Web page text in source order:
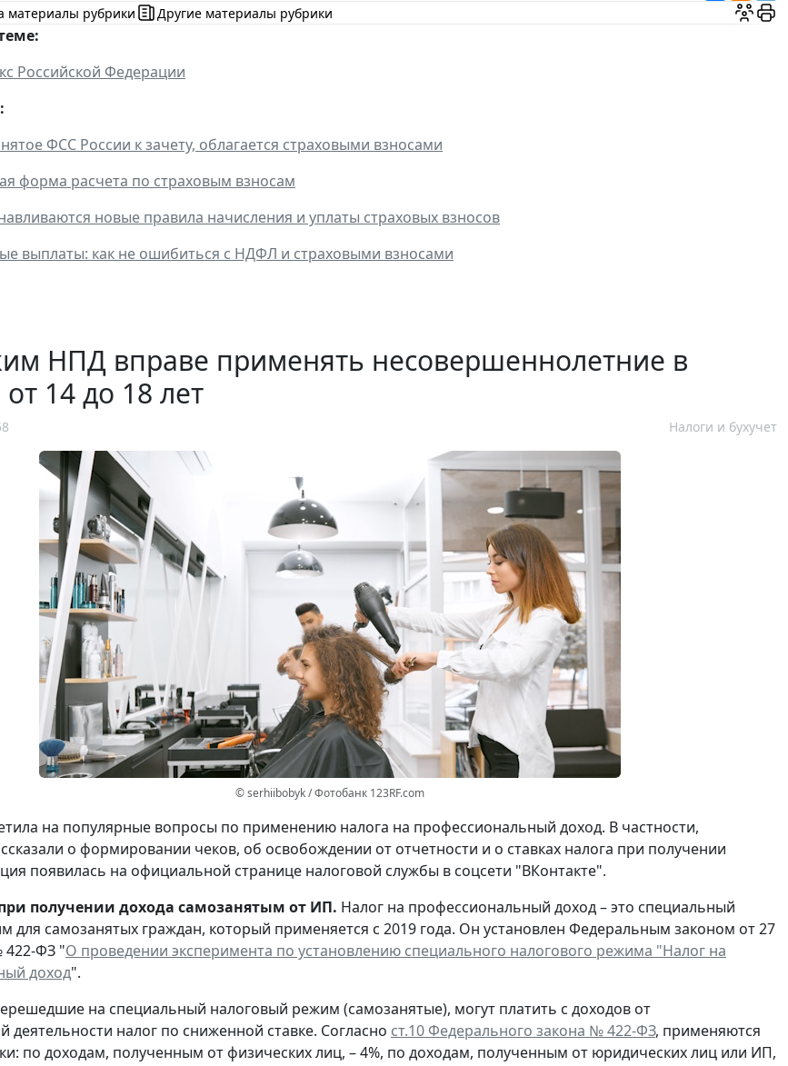
материалы рубрики
Другие материалы рубрики
Российской Федерации
ФСС России к зачету, облагается страховыми взносами
форма расчета по страховым взносам
новые правила начисления и уплаты страховых взносов
выплаты: как не ошибиться с НДФЛ и страховыми взносами
НПД вправе применять несовершеннолетние в
от 14 до 18 лет
Налоги и бухучет
© serhiibobyk / Фотобанк 123RF.com
на популярные вопросы по применению налога на профессиональный доход. В частности,
о формировании чеков, об освобождении от отчетности и о ставках налога при получении
появилась на официальной странице налоговой службы в соцсети "ВКонтакте".
получении дохода самозанятым от ИП. Налог на профессиональный доход – это специальный
для самозанятых граждан, который применяется с 2019 года. Он установлен Федеральным законом от 27
422-ФЗ "О проведении эксперимента по установлению специального налогового режима "Налог на
доход".
на специальный налоговый режим (самозанятые), могут платить с доходов от
деятельности налог по сниженной ставке. Согласно ст.10 Федерального закона № 422-ФЗ, применяются
по доходам, полученным от физических лиц, – 4%, по доходам, полученным от юридических лиц или ИП,